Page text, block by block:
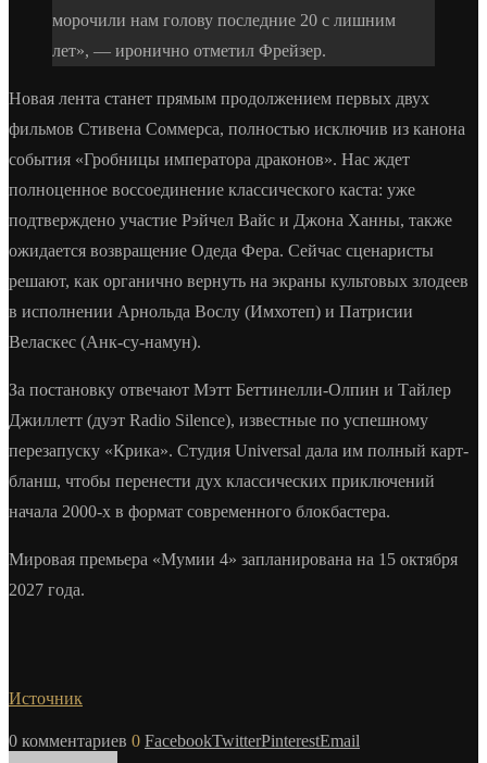
морочили нам голову последние 20 с лишним
лет», — иронично отметил Фрейзер.
Новая лента станет прямым продолжением первых двух
фильмов Стивена Соммерса, полностью исключив из канона
события «Гробницы императора драконов». Нас ждет
полноценное воссоединение классического каста: уже
подтверждено участие Рэйчел Вайс и Джона Ханны, также
ожидается возвращение Одеда Фера. Сейчас сценаристы
решают, как органично вернуть на экраны культовых злодеев
в исполнении Арнольда Вослу (Имхотеп) и Патрисии
Веласкес (Анк-су-намун).
За постановку отвечают Мэтт Беттинелли-Олпин и Тайлер
Джиллетт (дуэт Radio Silence), известные по успешному
перезапуску «Крика». Студия Universal дала им полный карт-
бланш, чтобы перенести дух классических приключений
начала 2000-х в формат современного блокбастера.
Мировая премьера «Мумии 4» запланирована на 15 октября
2027 года.
Источник
0 комментариев 0 FacebookTwitterPinterestEmail